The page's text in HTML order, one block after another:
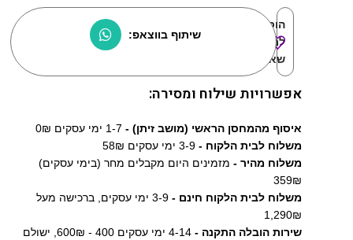
הוסף
למוצרים
שאהבתי:
שיתוף בווצאפ:
אפשרויות שילוח ומסירה:
איסוף מהמחסן הראשי (מושב זיתן) -
משלוח לבית הלקוח - 3-9 ימי עסקים 58₪
משלוח מהיר - מזמינים היום מקבלים מחר (בימי עסקים)
359₪
משלוח לבית הלקוח חינם -
3-9 ימי עסקים, ברכישה מעל
1,290₪
שירות הובלה התקנה -
4-14 ימי עסקים 400 - 600₪, ישולם